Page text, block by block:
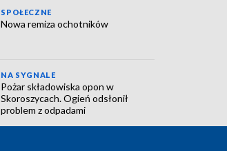
SPOŁECZNE
Nowa remiza ochotników
NA SYGNALE
Pożar składowiska opon w
Skoroszycach. Ogień odsłonił
problem z odpadami